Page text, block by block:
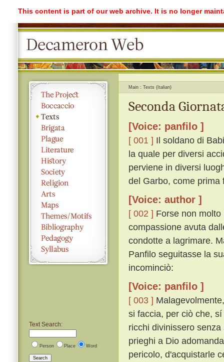
This content is part of our web archive. It is no longer
Text Search:
Person Place Word
Search
Main Texts (Italian)
Seconda
[Voice: panfilo ]
[ 001 ] Il soldano di
la quale per diversi
perviene in diversi
del Garbo, come prima
[Voice: author ]
[ 002 ] Forse non
compassione avuta
condotte a lagrimare.
Panfilo seguitasse la
incominciò:
[Voice: panfilo ]
[ 003 ]
si faccia, per ciò che,
ricchi divinissero
prieghi a Dio
pericolo, d'acquistarle